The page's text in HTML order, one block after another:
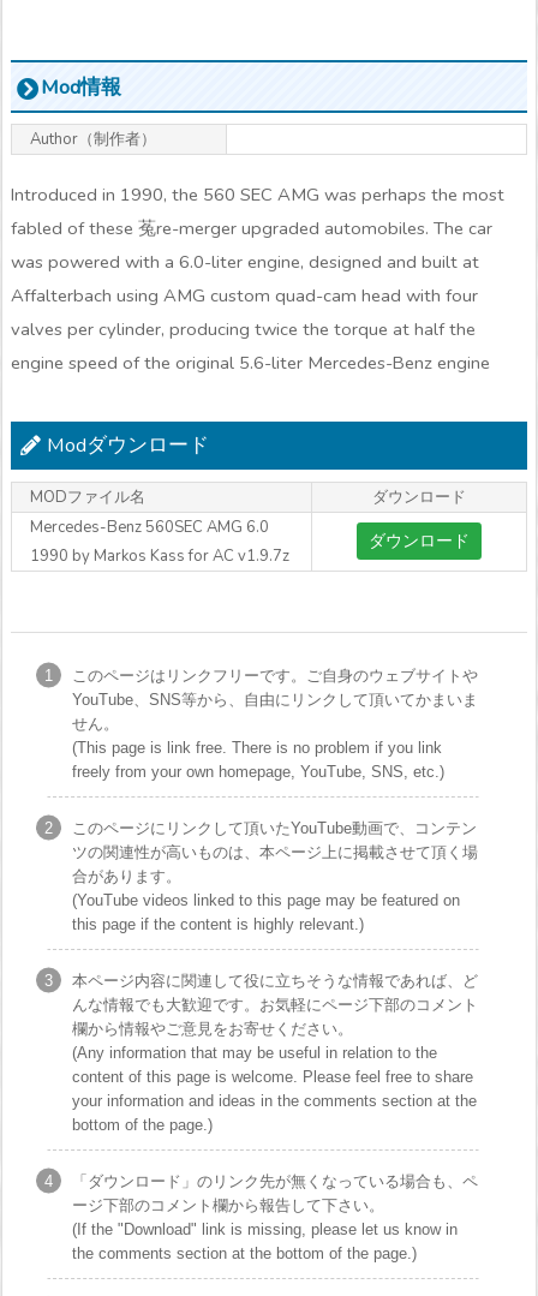
Mod情報
Author（制作者）
Introduced in 1990, the 560 SEC AMG was perhaps the most
fabled of these 菟re-merger upgraded automobiles. The car
was powered with a 6.0-liter engine, designed and built at
Affalterbach using AMG custom quad-cam head with four
valves per cylinder, producing twice the torque at half the
engine speed of the original 5.6-liter Mercedes-Benz engine
Modダウンロード
MODファイル名
ダウンロード
Mercedes-Benz 560SEC AMG 6.0
1990 by Markos Kass for AC v1.9.7z
ダウンロード
このページはリンクフリーです。ご自身のウェブサイトや
YouTube、SNS等から、自由にリンクして頂いてかまいま
せん。
(This page is link free. There is no problem if you link
freely from your own homepage, YouTube, SNS, etc.)
このページにリンクして頂いたYouTube動画で、コンテン
ツの関連性が高いものは、本ページ上に掲載させて頂く場
合があります。
(YouTube videos linked to this page may be featured on
this page if the content is highly relevant.)
本ページ内容に関連して役に立ちそうな情報であれば、ど
んな情報でも大歓迎です。お気軽にページ下部のコメント
欄から情報やご意見をお寄せください。
(Any information that may be useful in relation to the
content of this page is welcome. Please feel free to share
your information and ideas in the comments section at the
bottom of the page.)
「ダウンロード」のリンク先が無くなっている場合も、ペ
ージ下部のコメント欄から報告して下さい。
(If the "Download" link is missing, please let us know in
the comments section at the bottom of the page.)